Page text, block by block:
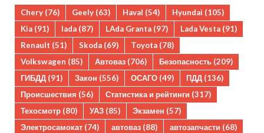
Chery (76) Geely (63) Haval (54) Hyundai (105)
Kia (91) lada (87) LAda Granta (97) Lada Vesta (91)
Renault (51) Skoda (69) Toyota (78)
Volkswagen (85) Автоваз (706) Безопасность (209)
ГИБДД (91) Закон (556) ОСАГО (49) ПДД (136)
Происшествия (56) Статистика и рейтинги (317)
Техосмотр (80) УАЗ (85) Экзамен (57)
Электросамокат (74) автоваз (88) автозапчасти (68)